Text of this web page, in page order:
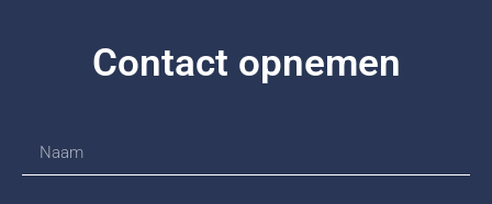
Contact opnemen